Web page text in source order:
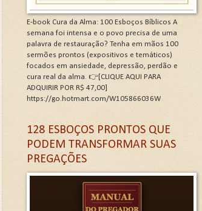
G
na letra G
E-book Cura da Alma: 100 Esboços Bíblicos A
semana foi intensa e o povo precisa de uma
palavra de restauração? Tenha em mãos 100
sermões prontos (expositivos e temáticos)
focados em ansiedade, depressão, perdão e
cura real da alma. 👉[CLIQUE AQUI PARA
ADQUIRIR POR R$ 47,00]
https://go.hotmart.com/W105866036W
128 ESBOÇOS PRONTOS QUE
PODEM TRANSFORMAR SUAS
PREGAÇÕES